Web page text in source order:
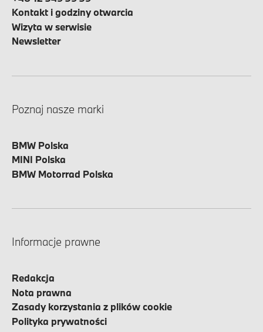
Kontakt i godziny otwarcia
Wizyta w serwisie
Newsletter
Poznaj nasze marki
BMW Polska
MINI Polska
BMW Motorrad Polska
Informacje prawne
Redakcja
Nota prawna
Zasady korzystania z plików cookie
Polityka prywatności